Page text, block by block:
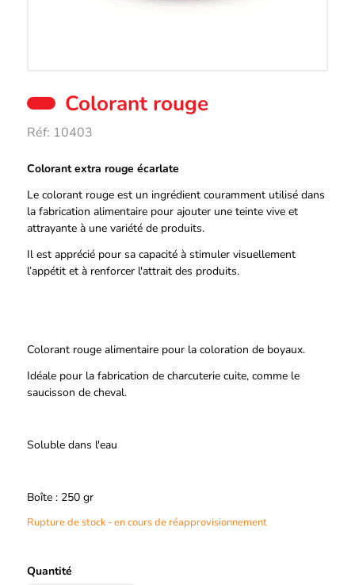
Colorant rouge
Réf: 10403
Description
Colorant extra rouge écarlate
Le colorant rouge est un ingrédient couramment utilisé dans
la fabrication alimentaire pour ajouter une teinte vive et
attrayante à une variété de produits.
Il est apprécié pour sa capacité à stimuler visuellement
l’appétit et à renforcer l'attrait des produits.
Colorant rouge alimentaire pour la coloration de boyaux.
Idéale pour la fabrication de charcuterie cuite, comme le
saucisson de cheval.
Soluble dans l'eau
Boîte : 250 gr
Rupture de stock - en cours de réapprovisionnement
Quantité